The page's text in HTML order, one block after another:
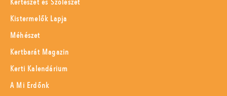
Kistermelők Lapja
Méhészet
Kertbarát Magazin
Kerti Kalendárium
A Mi Erdőnk